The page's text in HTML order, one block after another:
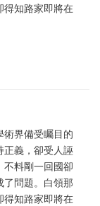
得知路家即將在
界備受矚目的
正義，卻受人誣
料剛一回國卻
問題。白領那
得知路家即將在